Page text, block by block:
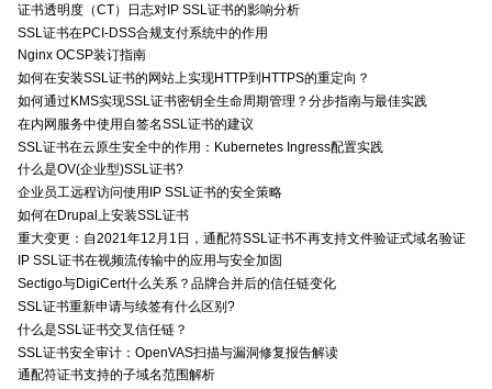
证书透明度（CT）日志对IP SSL证书的影响分析
SSL证书在PCI-DSS合规支付系统中的作用
Nginx OCSP装订指南
如何在安装SSL证书的网站上实现HTTP到HTTPS的重定向？
如何通过KMS实现SSL证书密钥全生命周期管理？分步指南与最佳实践
在内网服务中使用自签名SSL证书的建议
SSL证书在云原生安全中的作用：Kubernetes Ingress配置实践
什么是OV(企业型)SSL证书?
企业员工远程访问使用IP SSL证书的安全策略
如何在Drupal上安装SSL证书
重大变更：自2021年12月1日，通配符SSL证书不再支持文件验证式域名验证
IP SSL证书在视频流传输中的应用与安全加固
Sectigo与DigiCert什么关系？品牌合并后的信任链变化
SSL证书重新申请与续签有什么区别?
什么是SSL证书交叉信任链？
SSL证书安全审计：OpenVAS扫描与漏洞修复报告解读
通配符证书支持的子域名范围解析